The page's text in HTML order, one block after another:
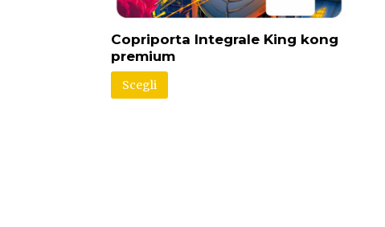
Copriporta Integrale King kong
premium
Scegli